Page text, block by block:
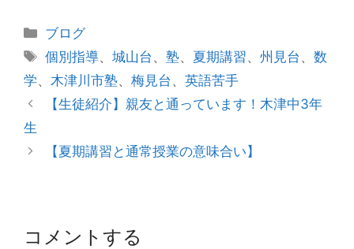
カ
テ
ゴ
リ
ー
ブログ
タ
グ
個別指導、城山台 、塾、 夏期講習、州見台 、数
学、 木津川市塾、 梅見台 、 英語苦手
投
稿
ビ
ョ
【生徒紹介】親友と通っています！木津中3年
生
【夏期講習と通常授業の意味合い】
コメントする